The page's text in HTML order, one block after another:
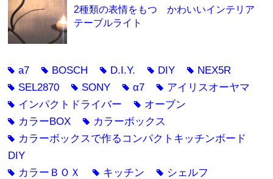
2種類の表情をもつ かわいいインテリア
テーブルライト
taga7 tag BOSCH tag D.I.Y. tag DIY tag NEX5R
tag SEL2870 tag SONY tagα7 tag アイリスオーヤマ
tag インパクトドライバー tag オーブン
tag カラーBOX tag カラーボックス
tag カラーボックスで作るコンパクトキッチンボード
DIY
tag カラーＢＯＸ tag キッチン tag シェルフ